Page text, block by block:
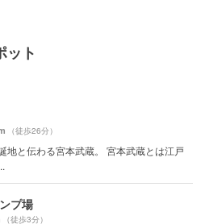
ット
（徒歩26分）
地と伝わる宮本武蔵。 宮本武蔵とは江戸
プ場
（徒歩3分）